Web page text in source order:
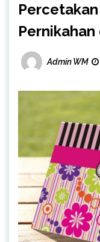
Admin WM